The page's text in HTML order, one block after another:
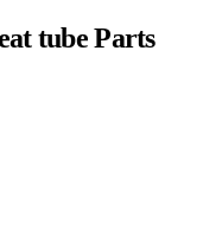
tube Parts